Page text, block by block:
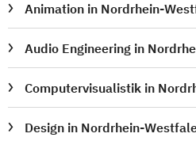
Animation in Nordrhein-
Audio Engineering in
Computervisualistik in
Design in Nordrhein-